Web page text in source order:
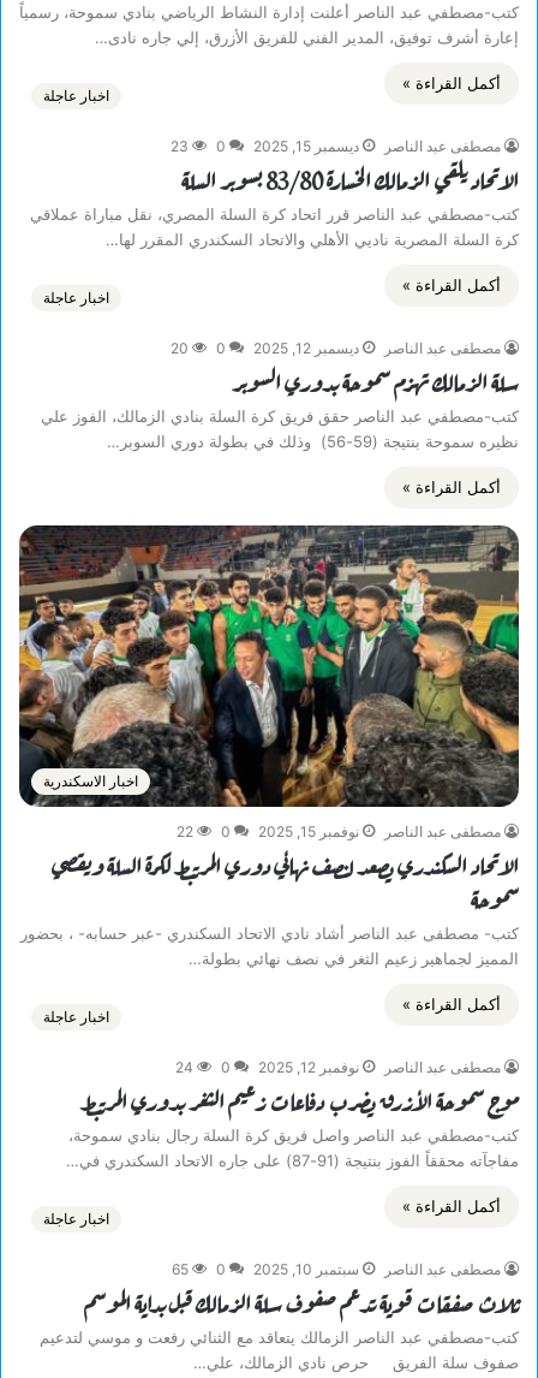
كتب-مصطفي عبد الناصر أعلنت إدارة النشاط الرياضي بنادي سموحة، رسمياً
إعارة أشرف توفيق، المدير الفني للفريق الأزرق، إلي جاره نادى…
أكمل القراءة »
اخبار عاجلة
مصطفى عبد الناصر ديسمبر 15, 2025 0
23
الاتحاد يلقي الزمالك الخسارة 83/80 بسوبر السلة
كتب-مصطفي عبد الناصر قرر اتحاد كرة السلة المصري، نقل مباراة عملاقي
كرة السلة المصرية ناديي الأهلي والاتحاد السكندري المقرر لها…
أكمل القراءة »
اخبار عاجلة
مصطفى عبد الناصر ديسمبر 12, 2025 0
20
سلة الزمالك تهزم سموحة بدوري السوبر
كتب-مصطفي عبد الناصر حقق فريق كرة السلة بنادي الزمالك، الفوز علي
نظيره سموحة بنتيجة (59-56) وذلك في بطولة دوري السوبر…
أكمل القراءة »
اخبار الاسكندرية
مصطفى عبد الناصر نوفمبر 15, 2025 0
22
الاتحاد السكندري يصعد لنصف نهائي دوري المرتبط لكرة السلة ويقصي
سموحة
كتب- مصطفى عبد الناصر أشاد نادي الاتحاد السكندري -عبر حسابه- ، بحضور
المميز لجماهير زعيم الثغر في نصف نهائي بطولة…
أكمل القراءة »
اخبار عاجلة
مصطفى عبد الناصر نوفمبر 12, 2025 0
24
موج سموحة الأزرق يضرب دفاعات زعيم الثغر بدوري المرتبط
كتب-مصطفي عبد الناصر واصل فريق كرة السلة رجال بنادي سموحة،
مفاجآته محققاً الفوز بنتيجة (91-87) على جاره الاتحاد السكندري في…
أكمل القراءة »
اخبار عاجلة
مصطفى عبد الناصر سبتمبر 10, 2025 0
65
ثلاث صفقات قوية تدعم صفوف سلة الزمالك قبل بداية الموسم
كتب-مصطفي عبد الناصر الزمالك يتعاقد مع الثنائي رفعت و موسي لتدعيم
صفوف سلة الفريق حرص نادي الزمالك، علي…